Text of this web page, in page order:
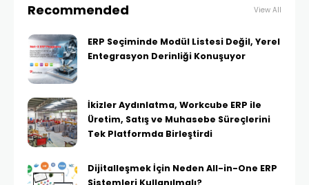
Recommended View All
ERP Seçiminde Modül Listesi Değil, Yerel
Entegrasyon Derinliği Konuşuyor
İkizler Aydınlatma, Workcube ERP ile
Üretim, Satış ve Muhasebe Süreçlerini
Tek Platformda Birleştirdi
Dijitalleşmek İçin Neden All-in-One ERP
Sistemleri Kullanılmalı?